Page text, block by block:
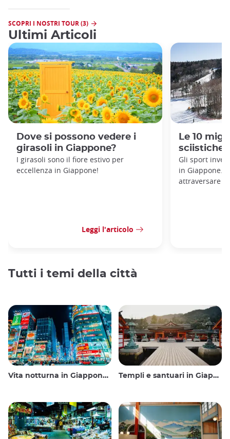
SCOPRI I NOSTRI TOUR (3)
Ultimi Articoli
Dove si possono vedere i
girasoli in Giappone?
I girasoli sono il fiore estivo per
eccellenza in Giappone!
Leggi l'articolo
Le 10
sciistiche
Gli sport
in Giappone.
attraversare
Tutti i temi della città
Vita notturna in Giappone: uscire, vedere e bere Templi e santuari in Giappone